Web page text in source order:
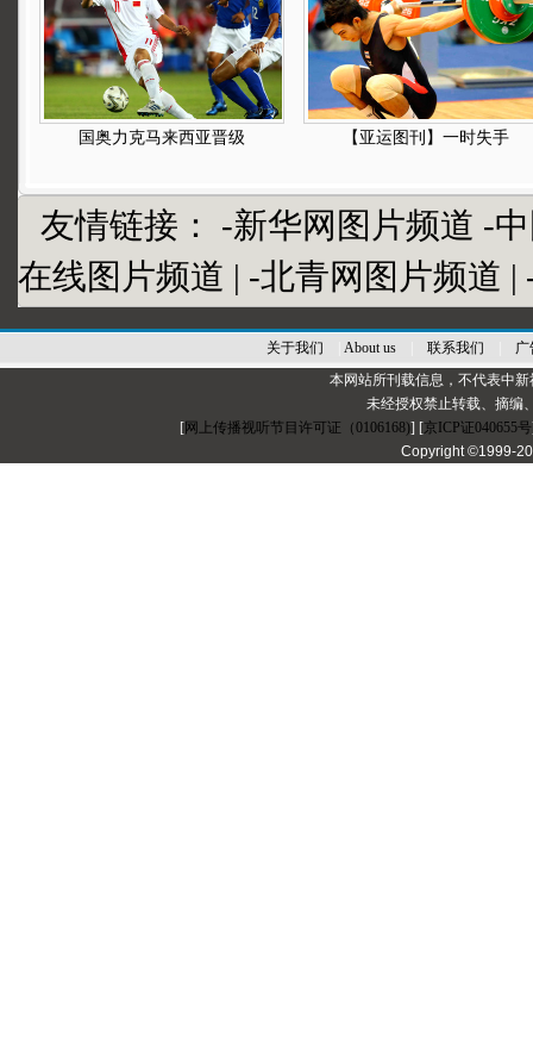
国奥力克马来西亚晋级 【亚运图刊】一时失手
友情链接： -新华网图片频道 -
在线图片频道 | -北青网图片频道 |
关于我们 About us| 联系我们
广
本网站所刊载信息，不代表中
未经授权禁止转载、摘编
[网上传播视听节目许可证（0106168)] [京ICP证040655号
Copyright ©1999-